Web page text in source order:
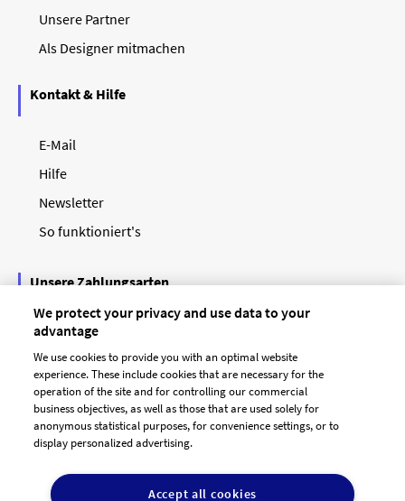
Unsere Partner
Als Designer mitmachen
Kontakt & Hilfe
E-Mail
Hilfe
Newsletter
So funktioniert's
Unsere Zahlungsarten
AGB Dienstleister
Datenschutz Impressum
We protect your privacy and use data to your
advantage
We use cookies to provide you with an optimal website
experience. These include cookies that are necessary for the
operation of the site and for controlling our commercial
business objectives, as well as those that are used solely for
anonymous statistical purposes, for convenience settings, or to
display personalized advertising.
Accept all cookies